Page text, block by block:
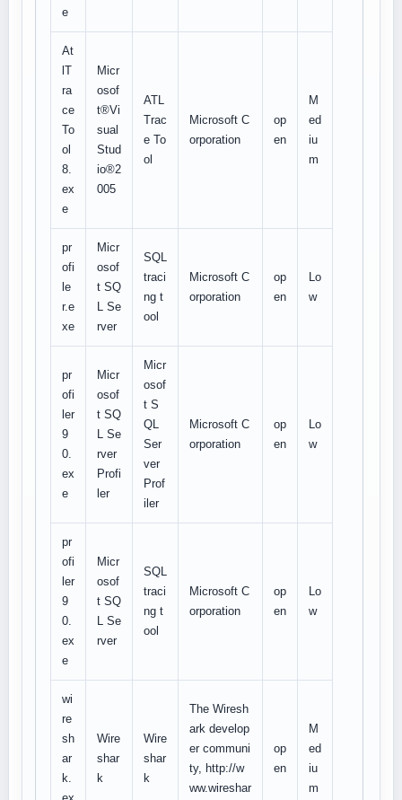
e
At
lT
ra
ce
To
ol
8.
ex
e
Micr
osof
t®Vi
sual
Stud
io®2
005
ATL
Trac
e To
ol
Microsoft C
orporation
op
en
M
ed
iu
m
pr
ofi
le
r.e
xe
Micr
osof
t SQ
L Se
rver
SQL
traci
ng t
ool
Microsoft C
orporation
op
en
Lo
w
pr
ofi
ler
9
0.
ex
e
Micr
osof
t SQ
L Se
rver
Profi
ler
Micr
osof
t S
QL
Ser
ver
Prof
iler
Microsoft C
orporation
op
en
Lo
w
pr
ofi
ler
9
0.
ex
e
Micr
osof
t SQ
L Se
rver
SQL
traci
ng t
ool
Microsoft C
orporation
op
en
Lo
w
wi
re
sh
ar
k.
Wire
shar
k
Wire
shar
k
The Wiresh
ark develop
er communi
ty, http://w
ww.wireshar
op
en
M
ed
iu
m